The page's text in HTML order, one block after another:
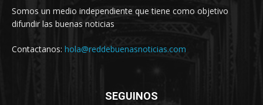
Somos un medio independiente que tiene como objetivo
difundir las buenas noticias
Contactanos: hola@reddebuenasnoticias.com
SEGUINOS